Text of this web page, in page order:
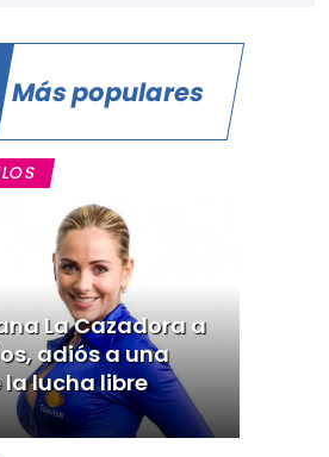
Más populares
La Cazadora a
adiós a una
lucha libre